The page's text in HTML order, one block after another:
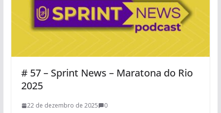
# 57 – Sprint News – Maratona do Rio
2025
22 de dezembro de 2025 0